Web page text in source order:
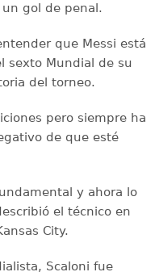
gol de penal.
que Messi está
sexto Mundial de su
del torneo.
pero siempre ha
de que esté
y ahora lo
el técnico en
City.
Scaloni fue